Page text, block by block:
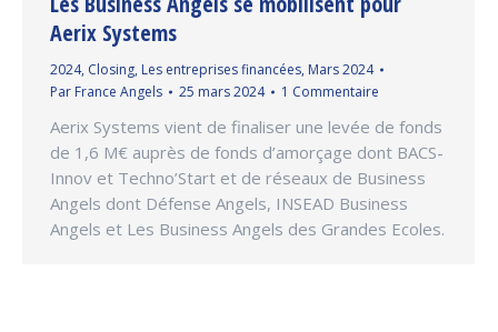
Aerix Systems
2024, Closing, Les entreprises financées, Mars 2024
Par France Angels 25 mars 2024 1 Commentaire
Aerix Systems vient de finaliser une levée de fonds
de 1,6 M€ auprès de fonds d’amorçage dont BACS-
Innov et Techno’Start et de réseaux de Business
Angels dont Défense Angels, INSEAD Business
Angels et Les Business Angels des Grandes Ecoles.